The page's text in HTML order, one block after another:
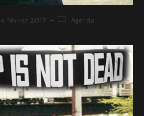
février 2017 Agenda